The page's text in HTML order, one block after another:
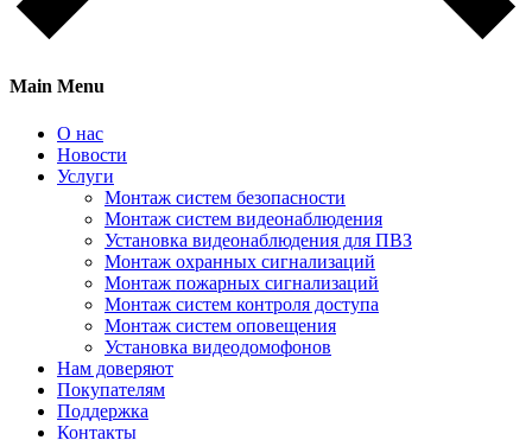
Main Menu
О нас
Новости
Услуги
Монтаж систем безопасности
Монтаж систем видеонаблюдения
Установка видеонаблюдения для ПВЗ
Монтаж охранных сигнализаций
Монтаж пожарных сигнализаций
Монтаж систем контроля доступа
Монтаж систем оповещения
Установка видеодомофонов
Нам доверяют
Покупателям
Поддержка
Контакты